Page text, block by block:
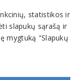
statistikos ir
slapukų sąrašą ir
mygtuką "Slapukų